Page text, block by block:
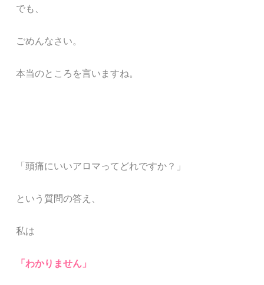
でも、
ごめんなさい。
本当のところを言いますね。
「頭痛にいいアロマってどれですか？」
という質問の答え、
私は
「わかりません」